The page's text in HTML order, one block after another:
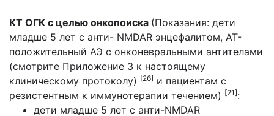
КТ ОГК с целью онкопоиска (Показания: дети
младше 5 лет с анти- NMDAR энцефалитом, АТ-
положительный АЭ с онконевральными антителами
(смотрите Приложение 3 к настоящему
клиническому протоколу) [26] и пациентам с
резистентным к иммунотерапии течением) [21]:
дети младше 5 лет с анти-NMDAR